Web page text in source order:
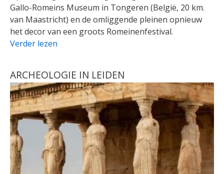
Gallo-Romeins Museum in Tongeren (België, 20 km.
van Maastricht) en de omliggende pleinen opnieuw
het decor van een groots Romeinenfestival.
Verder lezen
ARCHEOLOGIE IN LEIDEN